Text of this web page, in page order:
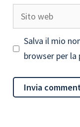
Sito
web
Salva il mio
browser per